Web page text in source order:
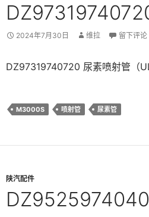
2024年7月30日 维拉 留下评论
DZ97319740720 尿素喷射管（
M3000S 喷射管 尿素管
陕汽配件